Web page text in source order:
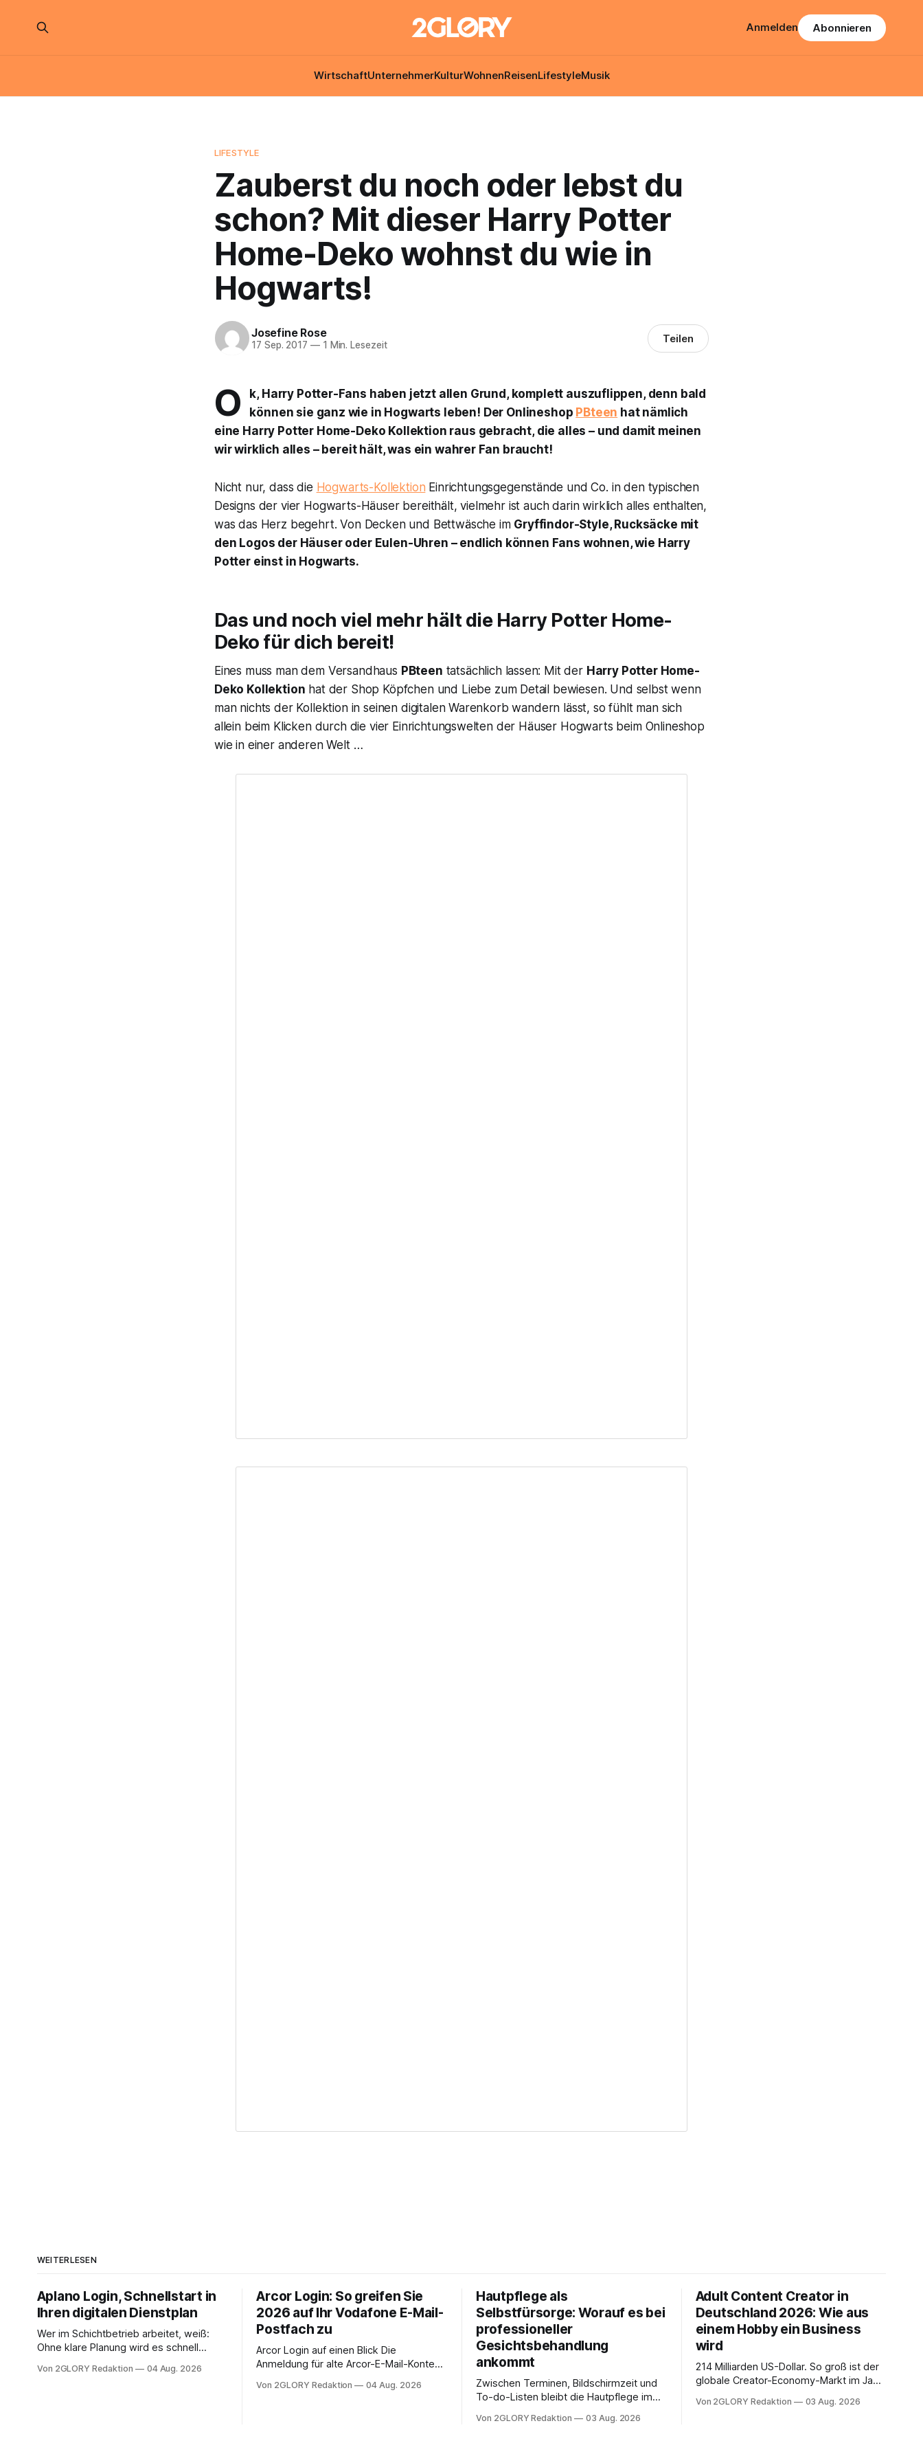
WirtschaftUnternehmerKulturWohnenReisenLifestyleMusik
Anmelden Abonnieren
LIFESTYLE
Zauberst du noch oder lebst du
schon? Mit dieser Harry Potter
Home-Deko wohnst du wie in
Hogwarts!
Josefine Rose
17 Sep. 2017 —1 Min. Lesezeit Teilen
O
k, Harry Potter-Fans haben jetzt allen Grund, komplett auszuflippen, denn bald
können sie ganz wie in Hogwarts leben! Der Onlineshop PBteen hat nämlich
eine Harry Potter Home-Deko Kollektion raus gebracht, die alles – und damit meinen
wir wirklich alles – bereit hält, was ein wahrer Fan braucht!
Nicht nur, dass die Hogwarts-Kollektion Einrichtungsgegenstände und Co. in den typischen
Designs der vier Hogwarts-Häuser bereithält, vielmehr ist auch darin wirklich alles enthalten,
was das Herz begehrt. Von Decken und Bettwäsche im Gryffindor-Style, Rucksäcke mit
den Logos der Häuser oder Eulen-Uhren – endlich können Fans wohnen, wie Harry
Potter einst in Hogwarts.
Das und noch viel mehr hält die Harry Potter Home-
Deko für dich bereit!
Eines muss man dem Versandhaus PBteen tatsächlich lassen: Mit der Harry Potter Home-
Deko Kollektion hat der Shop Köpfchen und Liebe zum Detail bewiesen. Und selbst wenn
man nichts der Kollektion in seinen digitalen Warenkorb wandern lässt, so fühlt man sich
allein beim Klicken durch die vier Einrichtungswelten der Häuser Hogwarts beim Onlineshop
wie in einer anderen Welt …
WEITERLESEN
Aplano Login, Schnellstart in
Ihren digitalen Dienstplan
Wer im Schichtbetrieb arbeitet, weiß:
Ohne klare Planung wird es schnell
zentraler Zugangspunkt, um dienstpläne,
Von 2GLORY Redaktion 04 Aug. 2026
Arcor Login: So greifen Sie
2026 auf Ihr Vodafone E-Mail-
Postfach zu
Arcor Login auf einen Blick Die
Anmeldung für alte Arcor-E-Mail-Konten
noch eine e mail adresse mit der Endung
Von 2GLORY Redaktion 04 Aug. 2026
Hautpflege als
Selbstfürsorge: Worauf es bei
professioneller
Gesichtsbehandlung
ankommt
Zwischen Terminen, Bildschirmzeit und
To-do-Listen bleibt die Hautpflege im
schnell abschminken, morgens eine
Von 2GLORY Redaktion 03 Aug. 2026
Adult Content Creator in
Deutschland 2026: Wie aus
einem Hobby ein Business
wird
214 Milliarden US-Dollar. So groß ist der
globale Creator-Economy-Markt im Jahr
22 Prozent. Was lange als
Von 2GLORY Redaktion 03 Aug. 2026